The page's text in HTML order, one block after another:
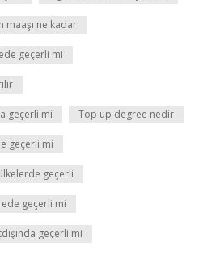
maaşı ne kadar
geçerli mi
geçerli mi Top up degree nedir
geçerli mi
geçerli
geçerli mi
geçerli mi